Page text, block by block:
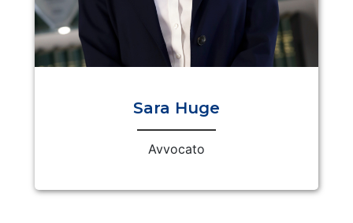
Sara Huge
Avvocato